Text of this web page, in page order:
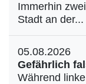
Immerhin
Stadt an der...
05.08.2026
Gefährlich
Während